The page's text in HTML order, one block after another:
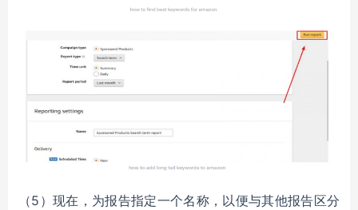
（5）现在，为报告指定一个名称，以便与其他报告区分